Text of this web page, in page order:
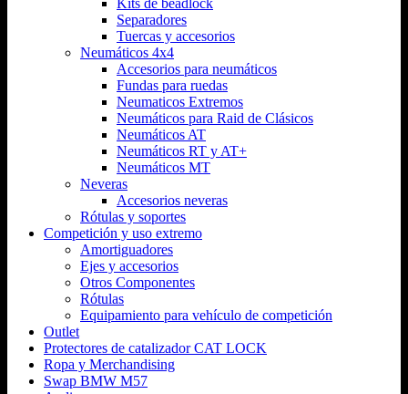
Separadores
Tuercas y accesorios
Neumáticos 4x4
Accesorios para neumáticos
Fundas para ruedas
Neumaticos Extremos
Neumáticos para Raid de Clásicos
Neumáticos AT
Neumáticos RT y AT+
Neumáticos MT
Neveras
Accesorios neveras
Rótulas y soportes
Competición y uso extremo
Amortiguadores
Ejes y accesorios
Otros Componentes
Rótulas
Equipamiento para vehículo de competición
Outlet
Protectores de catalizador CAT LOCK
Ropa y Merchandising
Swap BMW M57